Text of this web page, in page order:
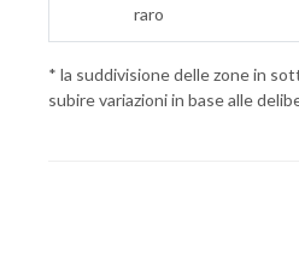
raro
* la suddivisione delle zone in
subire variazioni in base alle